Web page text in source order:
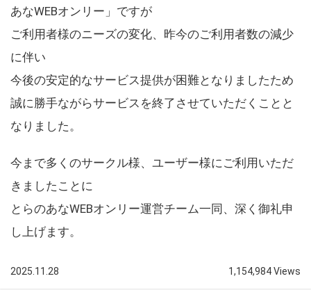
あなWEBオンリー」ですが
ご利用者様のニーズの変化、昨今のご利用者数の減少
に伴い
今後の安定的なサービス提供が困難となりましたため
誠に勝手ながらサービスを終了させていただくことと
なりました。
今まで多くのサークル様、ユーザー様にご利用いただ
きましたことに
とらのあなWEBオンリー運営チーム一同、深く御礼申
し上げます。
2025.11.28 1,154,984 Views